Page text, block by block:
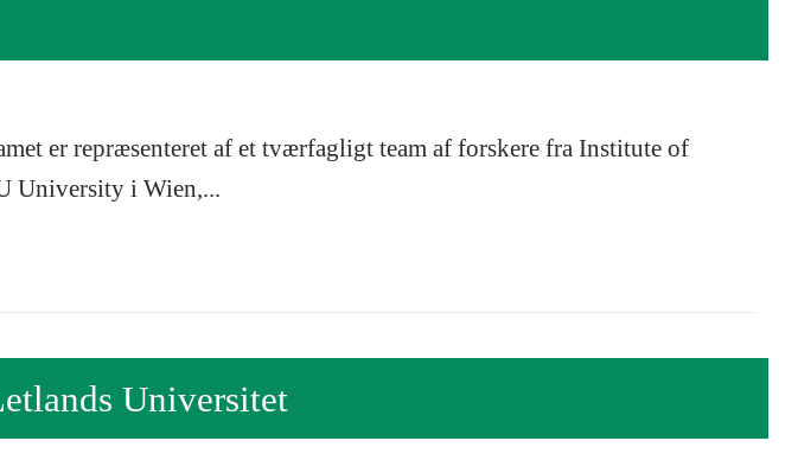
er repræsenteret af et tværfagligt team af forskere fra Institute of
University i Wien,...
Universitet